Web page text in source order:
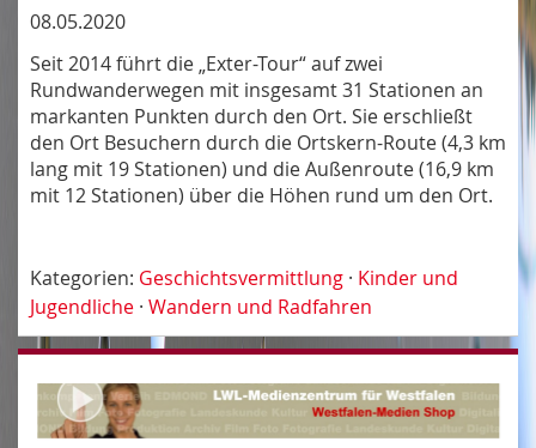
08.05.2020
Seit 2014 führt die „Exter-Tour“ auf zwei
Rundwanderwegen mit insgesamt 31 Stationen an
markanten Punkten durch den Ort. Sie erschließt
den Ort Besuchern durch die Ortskern-Route (4,3 km
lang mit 19 Stationen) und die Außenroute (16,9 km
mit 12 Stationen) über die Höhen rund um den Ort.
Kategorien: Geschichtsvermittlung · Kinder und
Jugendliche · Wandern und Radfahren